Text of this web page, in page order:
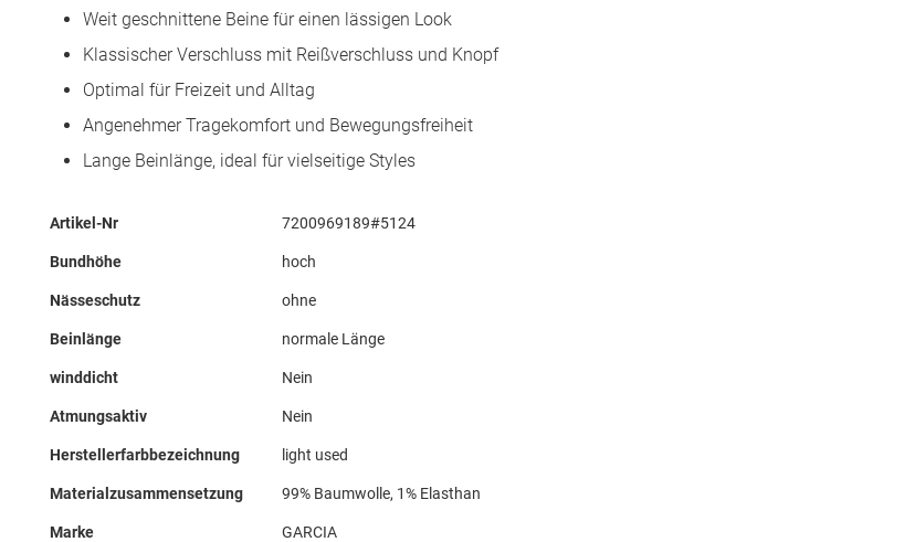
Weit geschnittene Beine für einen lässigen Look
Klassischer Verschluss mit Reißverschluss und Knopf
Optimal für Freizeit und Alltag
Angenehmer Tragekomfort und Bewegungsfreiheit
Lange Beinlänge, ideal für vielseitige Styles
Mehr
Artikel-Nr 7200969189#5124
Bundhöhe hoch
Nässeschutz ohne
Beinlänge normale Länge
winddicht Nein
Atmungsaktiv Nein
Herstellerfarbbezeichnung light used
Materialzusammensetzung 99% Baumwolle, 1% Elasthan
Marke GARCIA